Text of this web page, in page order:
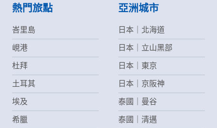
1.遵守法令或政府機關的要求；或我們發覺您在網站上的行為
違反本公司旗下網站的會員條款或產品、服務的特定使用指
2.為了保護使用者個人隱私，我們無法為您查詢其他使用者的
帳號資料。若您有相關法律上問題需查閱他人資料時，請務必
向警政單位提出告訴，我們將全力配合警政單位調查並提供所
有相關資料，以協助調查及破案！
自我保護措施:
請妥善保管您在本公司及相關企業伙伴網站的帳號、密碼或個
人資料，不要將任何資料、密碼提供給任何人。並在您使用完
本公司相關企業伙伴網站所提供的服務後，務必記得登出帳戶
或關閉網頁瀏覽器，以防止他人讀取您的個人資料。
熱門旅點
峇里島
峴港
杜拜
土耳其
埃及
希臘
亞洲城市
日本｜北海道
日本｜立山黑部
日本｜東京
日本｜京阪神
泰國｜曼谷
泰國｜清邁